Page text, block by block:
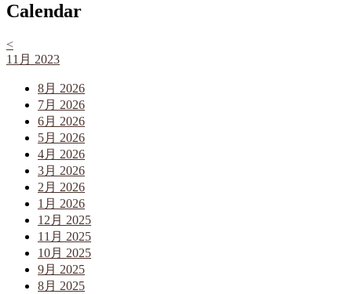
Calendar
<
11月 2023
8月 2026
7月 2026
6月 2026
5月 2026
4月 2026
3月 2026
2月 2026
1月 2026
12月 2025
11月 2025
10月 2025
9月 2025
8月 2025